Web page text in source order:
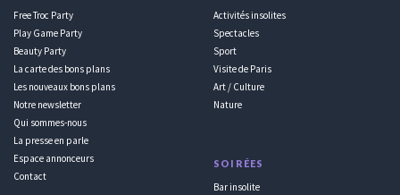
Free Troc Party
Play Game Party
Beauty Party
La carte des bons plans
Les nouveaux bons plans
Notre newsletter
Qui sommes-nous
La presse en parle
Espace annonceurs
Contact
Activités insolites
Spectacles
Sport
Visite de Paris
Art / Culture
Nature
SOIRÉES
Bar insolite